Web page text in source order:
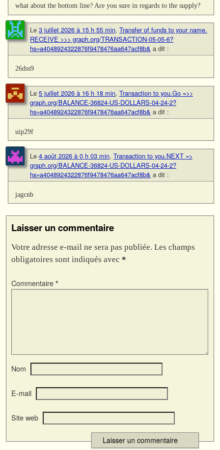
what about the bottom line? Are you sure in regards to the supply?
Le 3 juillet 2026 à 15 h 55 min, Transfer of funds to your name.
RECEIVE >>> graph.org/TRANSACTION-05-05-6?
hs=a4048924322876f9478476aa647acf8b& a dit :
26dss9
Le 5 juillet 2026 à 16 h 18 min, Transaction to you.Go =>>
graph.org/BALANCE-36824-US-DOLLARS-04-24-2?
hs=a4048924322876f9478476aa647acf8b& a dit :
uip29f
Le 4 août 2026 à 0 h 03 min, Transaction to you.NEXT =>
graph.org/BALANCE-36824-US-DOLLARS-04-24-2?
hs=a4048924322876f9478476aa647acf8b& a dit :
jagcnb
Laisser un commentaire
Votre adresse e-mail ne sera pas publiée. Les champs
obligatoires sont indiqués avec *
Commentaire *
Nom
E-mail
Site web